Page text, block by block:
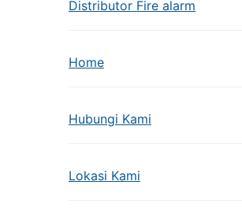
Distributor Fire alarm
Home
Hubungi Kami
Lokasi Kami